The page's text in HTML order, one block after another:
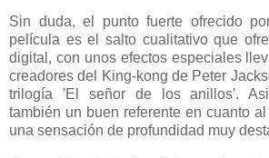
Sin duda, el punto fuerte ofrecido
película es el salto cualitativo que
digital, con unos efectos especiales
creadores del King-kong de Peter
trilogía 'El señor de los anillos'.
también un buen referente en cuanto
una sensación de profundidad muy